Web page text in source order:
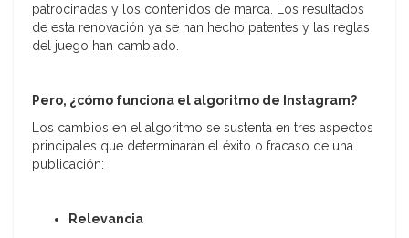
patrocinadas y los contenidos de marca. Los resultados
de esta renovación ya se han hecho patentes y las reglas
del juego han cambiado.
Pero, ¿cómo funciona el algoritmo de Instagram?
Los cambios en el algoritmo se sustenta en tres aspectos
principales que determinarán el éxito o fracaso de una
publicación:
Relevancia